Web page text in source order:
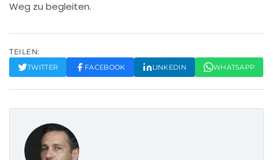
Weg zu begleiten.
TEILEN:
TWITTER FACEBOOK LINKEDIN WHATSAPP